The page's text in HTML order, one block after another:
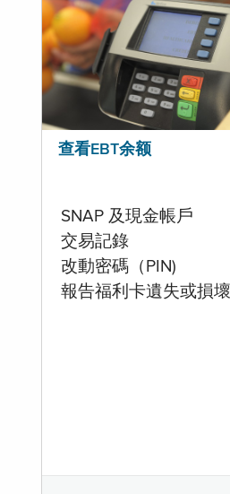
查看EBT余额
SNAP 及現金帳戶
交易記錄
改動密碼（PIN)
報告福利卡遺失或損壞